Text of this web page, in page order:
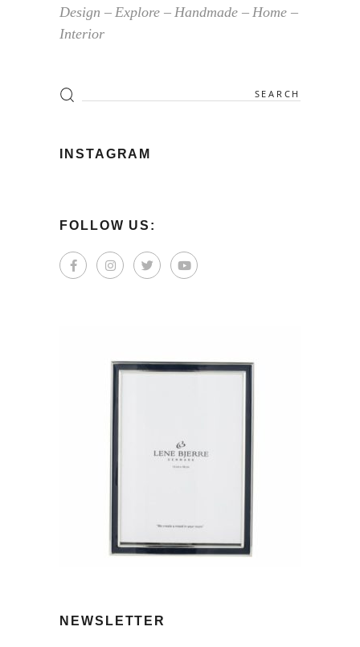
Design
Explore Handmade
Home
Interior
Search
for:
INSTAGRAM
FOLLOW US:
NEWSLETTER